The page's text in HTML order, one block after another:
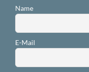
Name
E-Mail